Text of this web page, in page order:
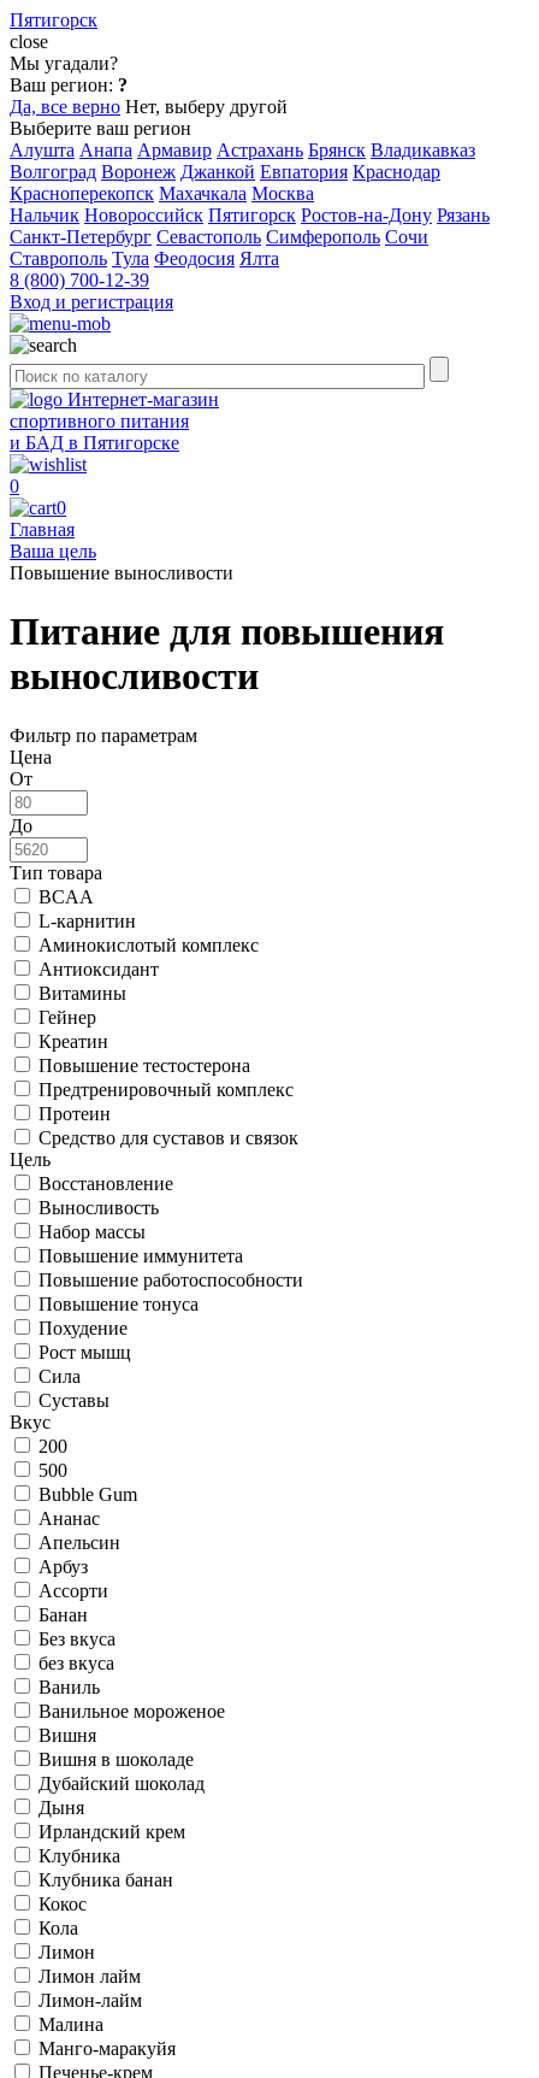
Пятигорск
close
Мы угадали?
Ваш регион: ?
Да, все верно Нет, выберу другой
Выберите ваш регион
Алушта Анапа Армавир Астрахань Брянск Владикавказ
Волгоград Воронеж Джанкой Евпатория Краснодар
Красноперекопск Махачкала Москва
Нальчик Новороссийск Пятигорск Ростов-на-Дону Рязань
Санкт-Петербург Севастополь Симферополь Сочи
Ставрополь Тула Феодосия Ялта
8 (800) 700-12-39
Вход и регистрация
Интернет-магазин
спортивного питания
и БАД в Пятигорске
0
0
Главная
Ваша цель
Повышение выносливости
Питание для повышения
выносливости
Фильтр по параметрам
Цена
От
До
Тип товара
BCAA
L-карнитин
Аминокислотый комплекс
Антиоксидант
Витамины
Гейнер
Креатин
Повышение тестостерона
Предтренировочный комплекс
Протеин
Средство для суставов и связок
Цель
Восстановление
Выносливость
Набор массы
Повышение иммунитета
Повышение работоспособности
Повышение тонуса
Похудение
Рост мышц
Сила
Суставы
Вкус
200
500
Bubble Gum
Ананас
Апельсин
Арбуз
Ассорти
Банан
Без вкуса
без вкуса
Ваниль
Ванильное мороженое
Вишня
Вишня в шоколаде
Дубайский шоколад
Дыня
Ирландский крем
Клубника
Клубника банан
Кокос
Кола
Лимон
Лимон лайм
Лимон-лайм
Малина
Манго-маракуйя
Печенье-крем